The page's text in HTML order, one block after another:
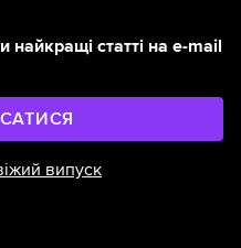
найкращі статті на e-mail
випуск